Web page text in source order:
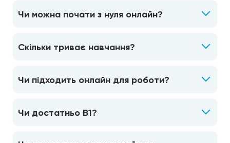
Чи можна почати з нуля онлайн?
Скільки триває навчання?
Чи підходить онлайн для роботи?
Чи достатньо B1?